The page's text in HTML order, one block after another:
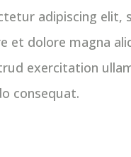
adipiscing elit,
et dolore magna
exercitation
consequat.